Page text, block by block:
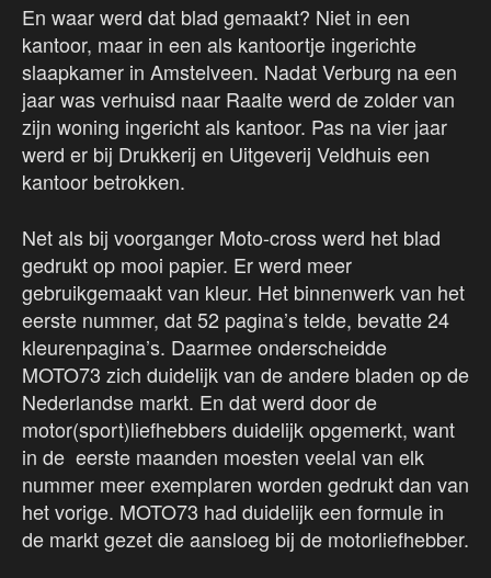
En waar werd dat blad gemaakt? Niet in een
kantoor, maar in een als kantoortje ingerichte
slaapkamer in Amstelveen. Nadat Verburg na een
jaar was verhuisd naar Raalte werd de zolder van
zijn woning ingericht als kantoor. Pas na vier jaar
werd er bij Drukkerij en Uitgeverij Veldhuis een
kantoor betrokken.
Net als bij voorganger Moto-cross werd het blad
gedrukt op mooi papier. Er werd meer
gebruikgemaakt van kleur. Het binnenwerk van het
eerste nummer, dat 52 pagina’s telde, bevatte 24
kleurenpagina’s. Daarmee onderscheidde
MOTO73 zich duidelijk van de andere bladen op de
Nederlandse markt. En dat werd door de
motor(sport)liefhebbers duidelijk opgemerkt, want
in de eerste maanden moesten veelal van elk
nummer meer exemplaren worden gedrukt dan van
het vorige. MOTO73 had duidelijk een formule in
de markt gezet die aansloeg bij de motorliefhebber.